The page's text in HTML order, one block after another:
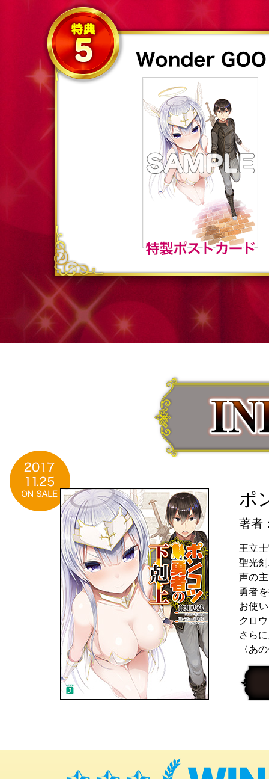
ポ
著者
王立
聖光
声の
勇者
お使
クロ
さら
〈あ